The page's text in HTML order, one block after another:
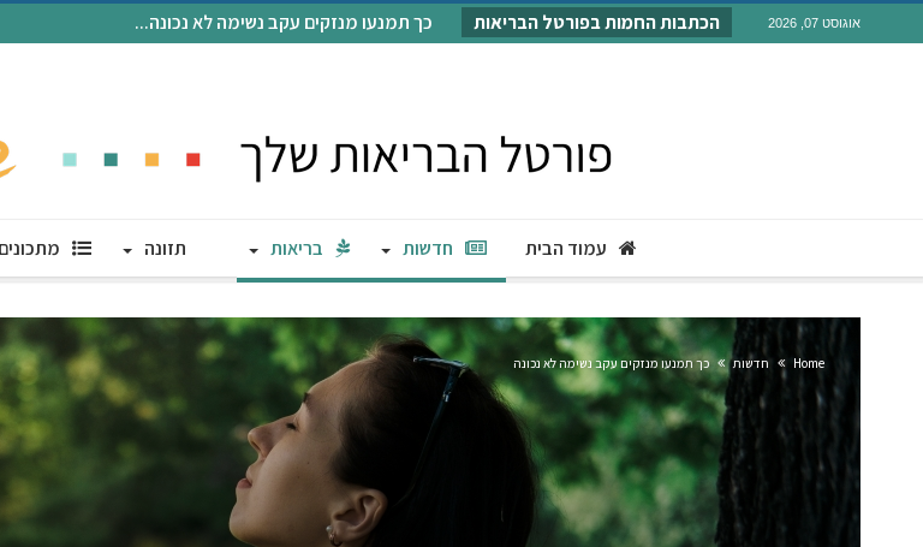
אוגוסט 07, 2026 הכתבות החמות בפורטל הבריאות כך תמנעו מנזקים עקב נשימה לא נכונה...
עמוד הבית חדשות בריאות תזונה מתכונים
Home חדשות כך תמנעו מנזקים עקב נשימה לא נכונה